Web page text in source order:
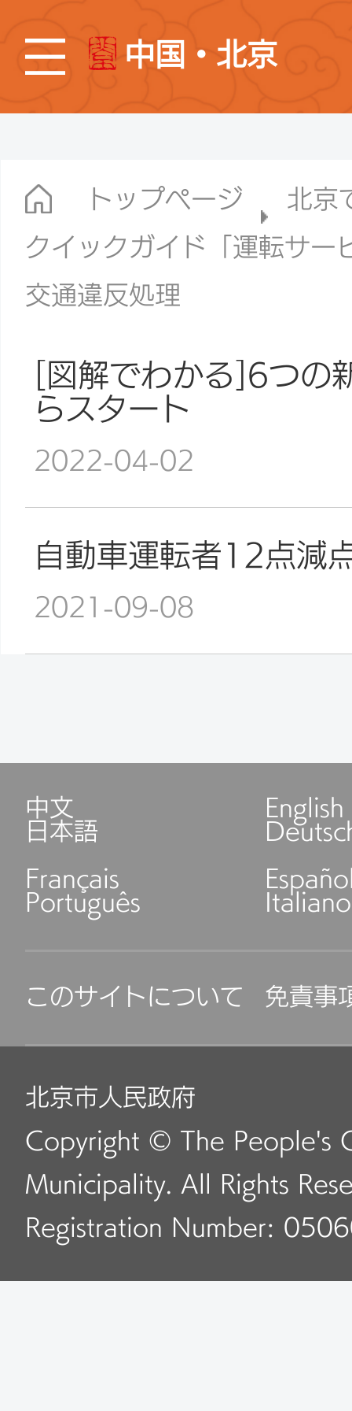
中国・北京
トップページ
北京
クイックガイド「運転サー
交通違反処理
[図解でわかる]6つの
らスタート
2022-04-02
自動車運転者12点減
2021-09-08
中文 English
日本語
Français
Português Italiano
このサイトについて 免責事
北京市人民政府
Copyright © The People's
Municipality. All Rights
Registration Number: